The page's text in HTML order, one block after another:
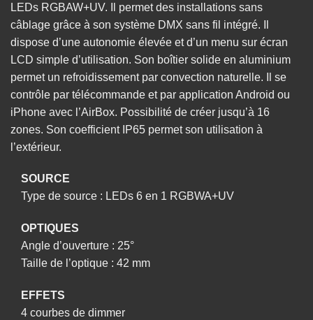
LEDs RGBAW+UV. Il permet des installations sans
câblage grâce à son système DMX sans fil intégré. Il
dispose d’une autonomie élevée et d’un menu sur écran
LCD simple d’utilisation. Son boîtier solide en aluminium
permet un refroidissement par convection naturelle. Il se
contrôle par télécommande et par application Android ou
iPhone avec l’AirBox. Possibilité de créer jusqu’à 16
zones. Son coefficient IP65 permet son utilisation à
l’extérieur.
SOURCE
Type de source : LEDs 6 en 1 RGBWA+UV
OPTIQUES
Angle d’ouverture : 25°
Taille de l’optique : 42 mm
EFFETS
4 courbes de dimmer